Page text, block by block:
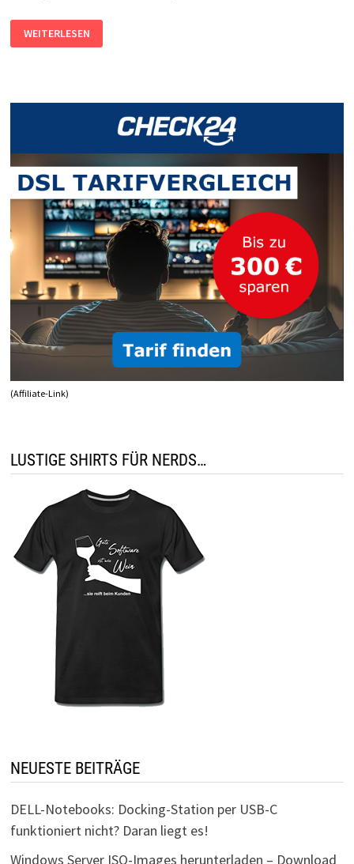
CHROME
OFFLINE
INSTALLER
INSTALLIEREN
WEITERLESEN
(Affiliate-Link)
LUSTIGE SHIRTS FÜR NERDS…
NEUESTE BEITRÄGE
DELL-Notebooks: Docking-Station per USB-C
funktioniert nicht? Daran liegt es!
Windows Server ISO-Images herunterladen – Download